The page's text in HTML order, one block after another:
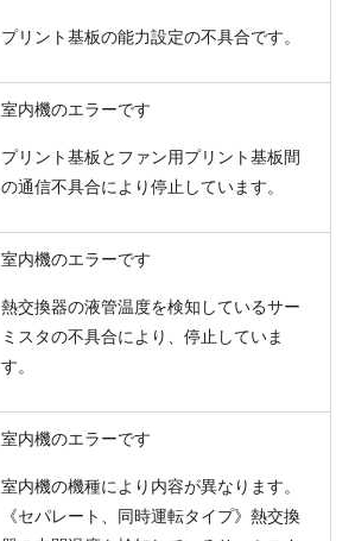
プリント基板の能力設定の不具合です。
室内機のエラーです
プリント基板とファン用プリント基板間
の通信不具合により停止しています。
室内機のエラーです
熱交換器の液管温度を検知しているサー
ミスタの不具合により、停止していま
す。
室内機のエラーです
室内機の機種により内容が異なります。
《セパレート、同時運転タイプ》熱交換